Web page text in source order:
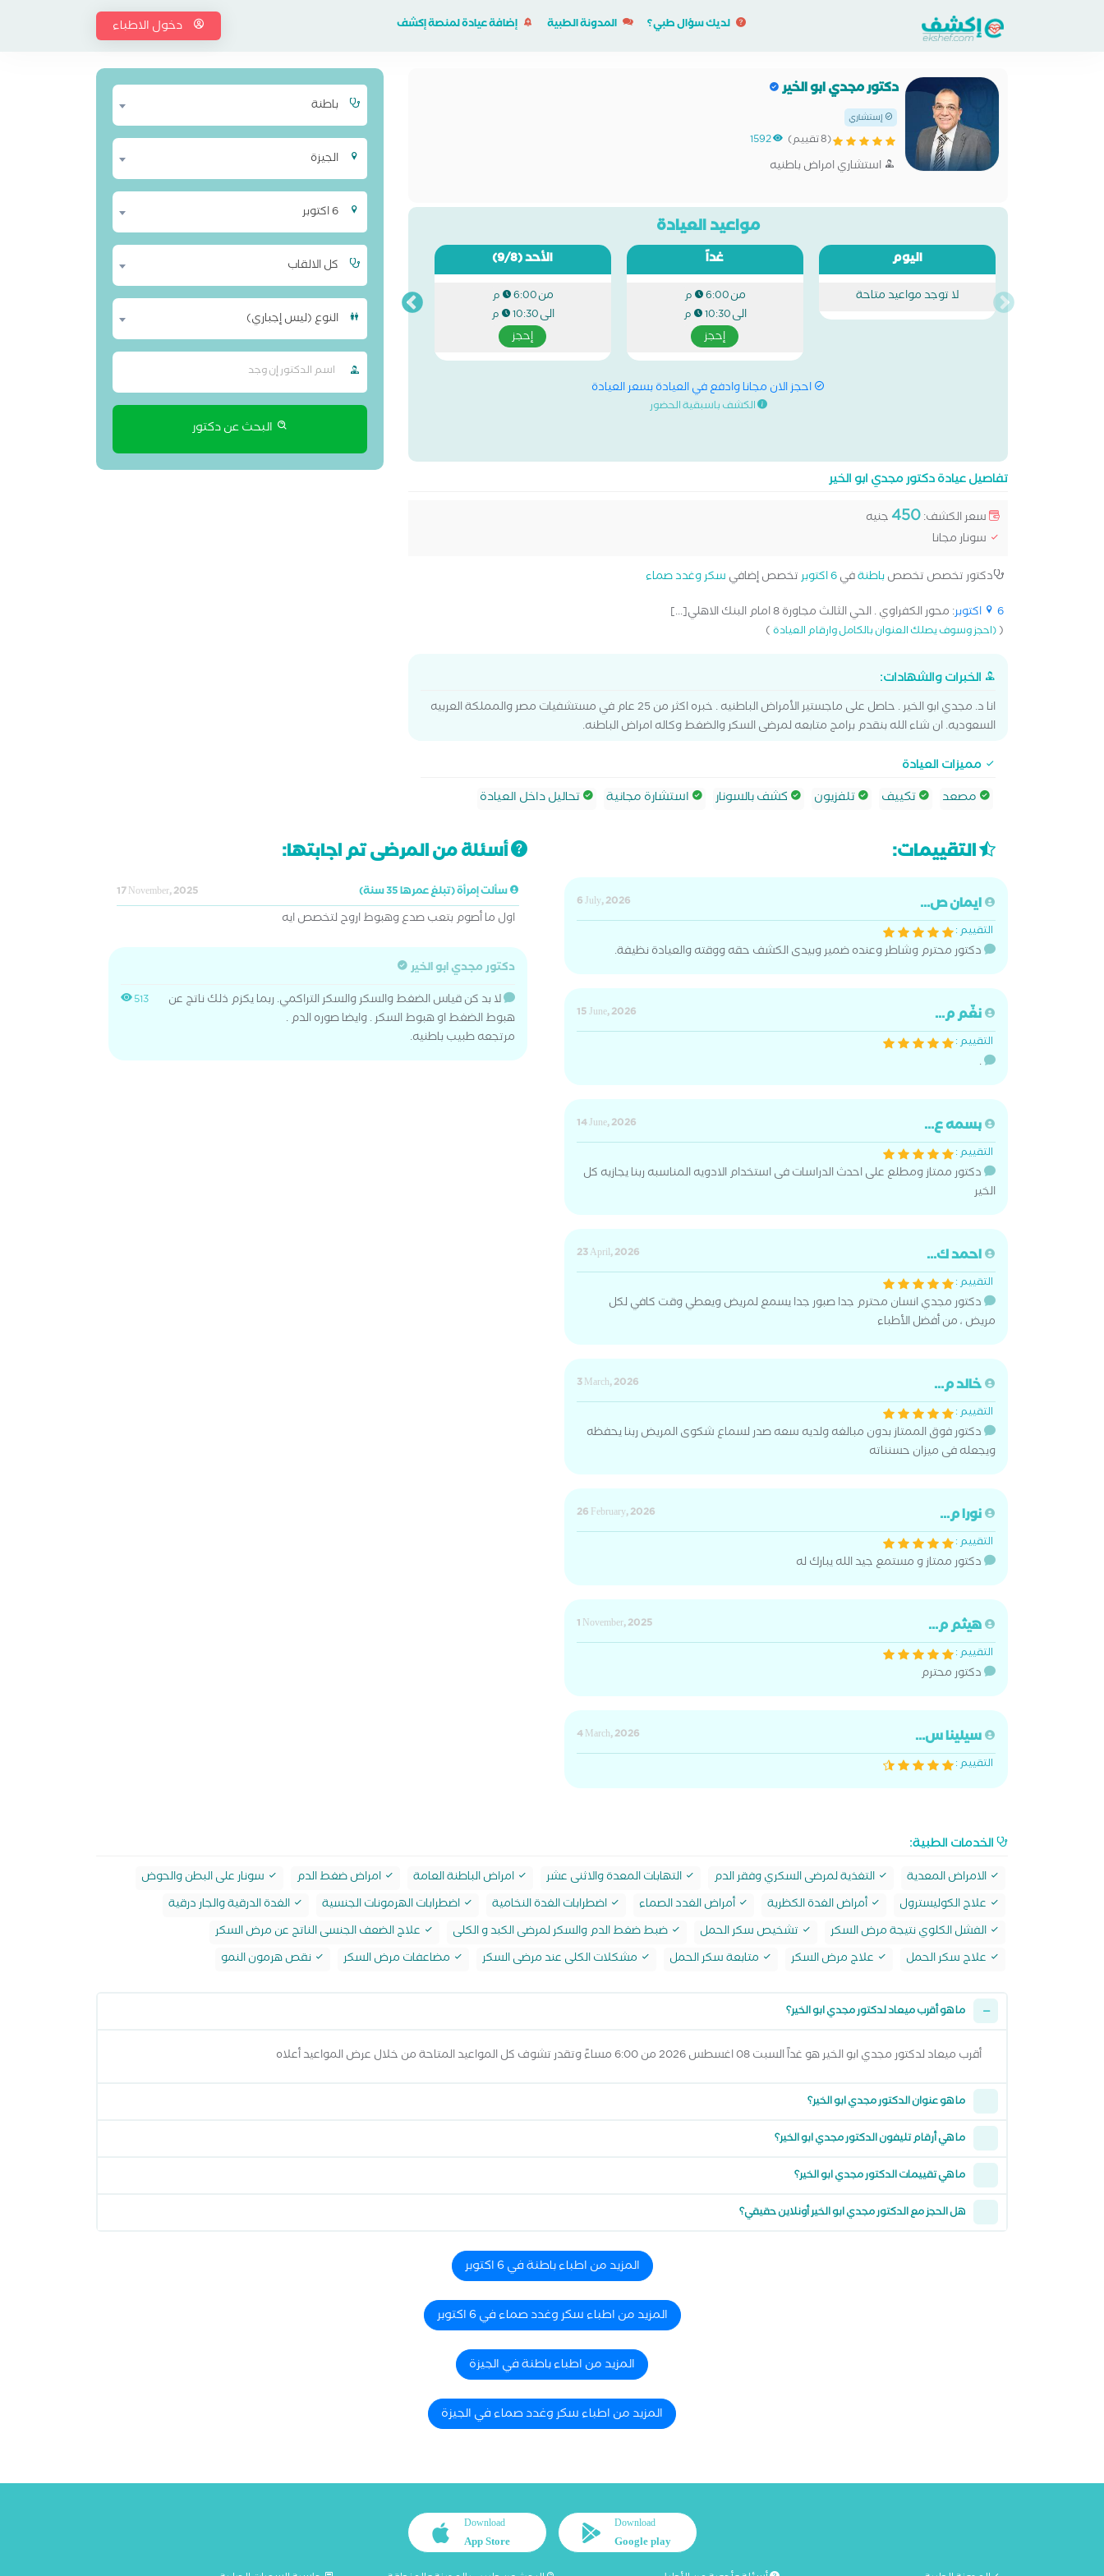
لديك سؤال طبي؟ المدونة الطبية إضافة عيادة لمنصة إكشف دخول الاطباء
دكتور مجدي ابو الخير
إستشاري
(8 تقييم) 1592
استشاري امراض باطنيه
مواعيد العيادة
اليوم
لا توجد مواعيد متاحة
غداً
من6:00 م
الى10:30 م
إحجز
الأحد(9/8)
من6:00 م
الى10:30 م
إحجز
احجز الان مجانا وادفع في العيادة بسعر العيادة
الكشف باسبقية الحضور
تفاصيل عيادة دكتور مجدي ابو الخير
سعر الكشف:450 جنيه
سونار مجانا
دكتور تخصص تخصصباطنةفي6 اكتوبر تخصص إضافي سكر وغدد صماء
6 اكتوبر
: محور الكفراوي . الحي الثالث مجاورة 8 امام البنك الاهلي[...]
((احجز وسوف يصلك العنوان بالكامل وارقام العيادة)
الخبرات والشهادات:
انا د. مجدي ابو الخير . حاصل على ماجستير الأمراض الباطنيه . خبره اكثر من 25 عام في مستشفيات مصر والمملكة العربيه
السعوديه. ان شاء الله بنقدم برامج متابعه لمرضى السكر والضغط وكاله امراض الباطنه.
مميزات العيادة
مصعد
تكييف تلفزيون كشف بالسونار استشارة مجانية تحاليل داخل العيادة
باطنة
الجيزة
6 اكتوبر
كل الالقاب
النوع (ليس إجباري)
البحث عن دكتور
التقييمات:
ايمان ص...
6 July, 2026
التقييم :
دكتور محترم وشاطر وعنده ضمير وبيدى الكشف حقه ووقته والعيادة نظيفة.
نغّم م...
15 June, 2026
التقييم :
.
بسمه ع...
14 June, 2026
التقييم :
دكتور ممتاز ومطلع على احدث الدراسات فى استخدام الادويه المناسبه ربنا يجازيه كل
الخير
احمد ك...
23 April, 2026
التقييم :
دكتور مجدي انسان محترم جدا صبور جدا يسمع لمريض ويعطي وقت كافي لكل
مريض ، من أفضل الأطباء
خالد م...
3 March, 2026
التقييم :
دكتور فوق الممتاز بدون مبالغه ولديه سعه صدر لسماع شكوى المريض ربنا يحفظه
ويجعله فى ميزان حسنناته
نورا م...
26 February, 2026
التقييم :
دكتور ممتاز و مستمع جيد الله يبارك له
هيثم م...
1 November, 2025
التقييم :
دكتور محترم
سيلينا س...
4 March, 2026
التقييم :
أسئلة من المرضى تم اجابتها:
سألت إمرأة (تبلغ عمرها 35 سنة) 17 November, 2025
اول ما أصوم بتعب صدع وهبوط اروح لتخصص ايه
دكتور مجدي ابو الخير
513
لا بد كن قياس الضغط والسكر والسكر التراكمي. ربما يكزم ذلك ناتج عن
هبوط الضغط او هبوط السكر . وايضا صوره الدم .
مرتجعه طبيب باطنيه.
الخدمات الطبية:
الامراض المعدية التغذية لمرضى السكري وفقر الدم التهابات المعدة والاثنى عشر امراض الباطنة العامة امراض ضغط الدم
سونار على البطن والحوض
علاج الكوليسترول
أمراض الغدة الكظرية أمراض الغدد الصماء اضطرابات الغدة النخامية اضطرابات الهرمونات الجنسية
الغدة الدرقية والجار درقية
الفشل الكلوي نتيجة مرض السكر
تشخيص سكر الحمل ضبط ضغط الدم والسكر لمرضى الكبد و الكلى
علاج الضعف الجنسى الناتج عن مرض السكر
علاج سكر الحمل
علاج مرض السكر متابعة سكر الحمل مشكلات الكلى عند مرضى السكر مضاعفات مرض السكر نقص هرمون النمو
ما هو أقرب ميعاد لدكتور مجدي ابو الخير؟
أقرب ميعاد لدكتور مجدي ابو الخير هو غداً السبت 08 اغسطس 2026 من 6:00 مساءً وتقدر تشوف كل المواعيد المتاحة من خلال عرض المواعيد أعلاه
ما هو عنوان الدكتور مجدي ابو الخير؟
ما هي أرقام تليفون الدكتور مجدي ابو الخير؟
ما هي تقييمات الدكتور مجدي ابو الخير؟
هل الحجز مع الدكتور مجدي ابو الخير أونلاين حقيقي؟
المزيد من اطباء باطنة في 6 اكتوبر
المزيد من اطباء سكر وغدد صماء في 6 اكتوبر
المزيد من اطباء باطنة في الجيزة
المزيد من اطباء سكر وغدد صماء في الجيزة
Download
Google play
Download
App Store